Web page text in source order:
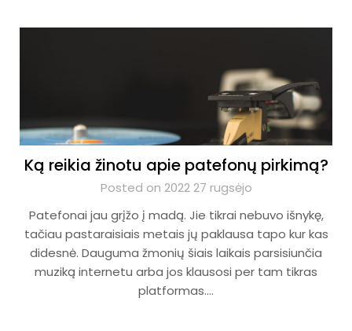
Ką reikia žinotu apie patefonų pirkimą?
Posted on 2022 27 rugsėjo
Patefonai jau grįžo į madą. Jie tikrai nebuvo išnykę,
tačiau pastaraisiais metais jų paklausa tapo kur kas
didesnė. Dauguma žmonių šiais laikais parsisiunčia
muziką internetu arba jos klausosi per tam tikras
platformas….